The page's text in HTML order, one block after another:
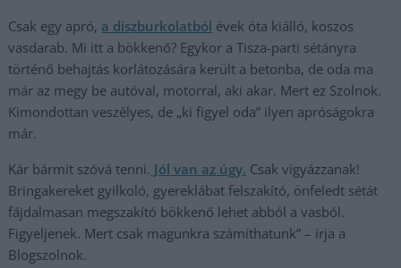
Csak egy apró, a díszburkolatból évek óta kiálló, koszos
vasdarab. Mi itt a bökkenő? Egykor a Tisza-parti sétányra
történő behajtás korlátozására került a betonba, de oda ma
már az megy be autóval, motorral, aki akar. Mert ez Szolnok.
Kimondottan veszélyes, de „ki figyel oda” ilyen apróságokra
már.
Kár bármit szóvá tenni. Jól van az úgy. Csak vigyázzanak!
Bringakereket gyilkoló, gyereklábat felszakító, önfeledt sétát
fájdalmasan megszakító bökkenő lehet abból a vasból.
Figyeljenek. Mert csak magunkra számíthatunk” – írja a
Blogszolnok.